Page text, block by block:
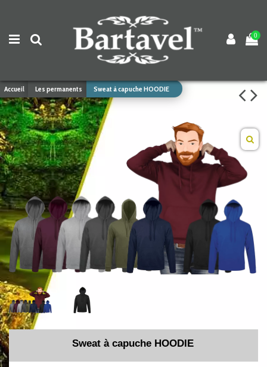
0
Accueil Les permanents Sweat à capuche HOODIE
Sweat à capuche HOODIE